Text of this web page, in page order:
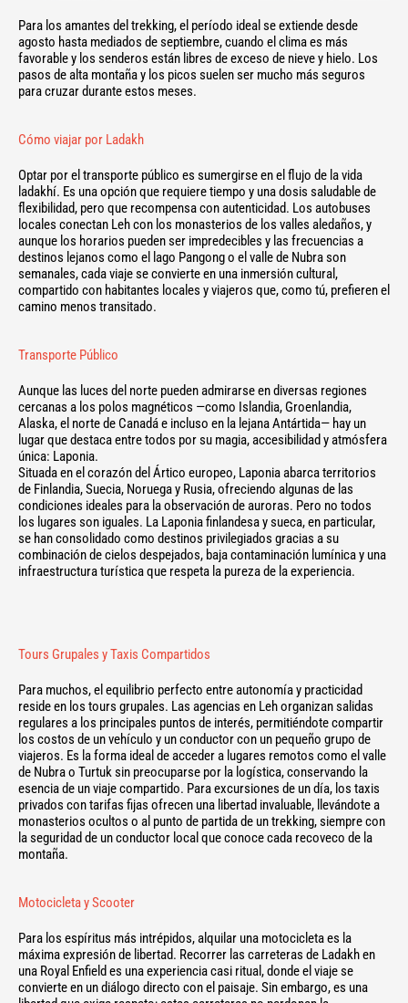
Para los amantes del trekking, el período ideal se extiende desde
agosto hasta mediados de septiembre, cuando el clima es más
favorable y los senderos están libres de exceso de nieve y hielo. Los
pasos de alta montaña y los picos suelen ser mucho más seguros
para cruzar durante estos meses.
Cómo viajar por Ladakh
Optar por el transporte público es sumergirse en el flujo de la vida
ladakhí. Es una opción que requiere tiempo y una dosis saludable de
flexibilidad, pero que recompensa con autenticidad. Los autobuses
locales conectan Leh con los monasterios de los valles aledaños, y
aunque los horarios pueden ser impredecibles y las frecuencias a
destinos lejanos como el lago Pangong o el valle de Nubra son
semanales, cada viaje se convierte en una inmersión cultural,
compartido con habitantes locales y viajeros que, como tú, prefieren el
camino menos transitado.
Transporte Público
Aunque las luces del norte pueden admirarse en diversas regiones
cercanas a los polos magnéticos —como Islandia, Groenlandia,
Alaska, el norte de Canadá e incluso en la lejana Antártida— hay un
lugar que destaca entre todos por su magia, accesibilidad y atmósfera
única: Laponia.
Situada en el corazón del Ártico europeo, Laponia abarca territorios
de Finlandia, Suecia, Noruega y Rusia, ofreciendo algunas de las
condiciones ideales para la observación de auroras. Pero no todos
los lugares son iguales. La Laponia finlandesa y sueca, en particular,
se han consolidado como destinos privilegiados gracias a su
combinación de cielos despejados, baja contaminación lumínica y una
infraestructura turística que respeta la pureza de la experiencia.
Tours Grupales y Taxis Compartidos
Para muchos, el equilibrio perfecto entre autonomía y practicidad
reside en los tours grupales. Las agencias en Leh organizan salidas
regulares a los principales puntos de interés, permitiéndote compartir
los costos de un vehículo y un conductor con un pequeño grupo de
viajeros. Es la forma ideal de acceder a lugares remotos como el valle
de Nubra o Turtuk sin preocuparse por la logística, conservando la
esencia de un viaje compartido. Para excursiones de un día, los taxis
privados con tarifas fijas ofrecen una libertad invaluable, llevándote a
monasterios ocultos o al punto de partida de un trekking, siempre con
la seguridad de un conductor local que conoce cada recoveco de la
montaña.
Motocicleta y Scooter
Para los espíritus más intrépidos, alquilar una motocicleta es la
máxima expresión de libertad. Recorrer las carreteras de Ladakh en
una Royal Enfield es una experiencia casi ritual, donde el viaje se
convierte en un diálogo directo con el paisaje. Sin embargo, es una